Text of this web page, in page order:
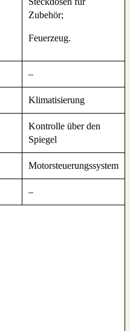
Zubehör;
Feuerzeug.
–
Klimatisierung
Kontrolle über den
Spiegel
Motorsteuerungssystem
–